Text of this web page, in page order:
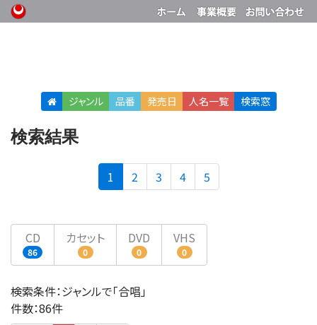
ジャンル 品番 発売日 人名一覧 検索窓
検索結果
1 (current)
2 3 4 5
CD
86
カセット
0
DVD
0
VHS
0
検索条件：ジャンルで「合唱」
件数：86件